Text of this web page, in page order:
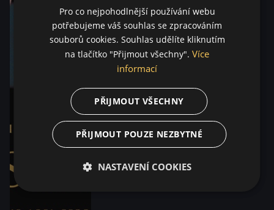
Pro co nejpohodlnější používání webu
potřebujeme váš souhlas se zpracováním
souborů cookies. Souhlas udělíte kliknutím
na tlačítko "Přijmout všechny". Více
informací
PŘIJMOUT VŠECHNY
PŘIJMOUT POUZE NEZBYTNÉ
NASTAVENÍ COOKIES